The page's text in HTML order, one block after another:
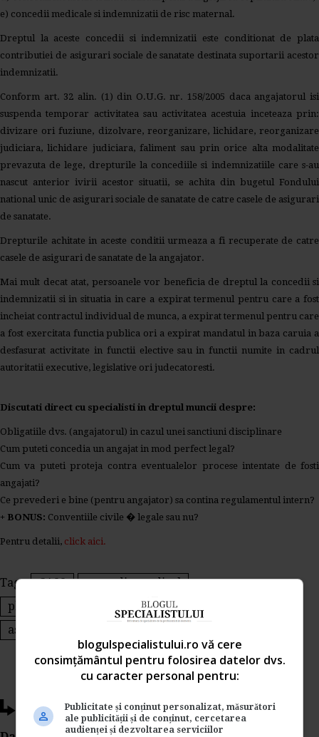
e) concedii medicale si indemnizatii de risc maternal.
Dreptul la aceste concedii si indemnizatii este conditionat de plata
contributiei de asigurari sociale de sanatate destinata suportarii acestor
indemnizatii.
Conform art. 32 alin. (1) din O.U.G. nr. 158/2005 daca angajatorul isi
suspenda temporar activitatea sau activitatea acestuia inceteaza prin:
divizare ori fuziune, dizolvare, reorganizare, lichidare, reorganizare
judiciara, lichidare judiciara, faliment sau prin orice alta modalitate
prevazuta de lege, drepturile la concediile si indemnizatiile care s-au
nascut anterior ivirii acestor situatii, se achita din bugetul Fondului
national unic de asigurari sociale de sanatate de catre casele de asigurari
de sanatate.
Drepturile achitate in aceste conditii urmeaza a fi recuperate de catre
casele de asigurari de sanatate de la angajator.
Mai mult decat atat, persoanele vor beneficia de dreptul la concedii si
indemnizatii si in situatia in care a expirat termenul pentru care a fost
incheiat contractul individual de munca, a expirat termenul pentru care
a fost exercitata functia publica ori a expirat mandatul in baza caruia a
desfasurat activitate in functii elective sau in functii numite in cadrul
autoritatii executive, legislative ori judecatoresti.
Discutati direct cu specialisti in dreptul muncii despre:
Obligatiile dvs. (angajatorul) in cazul unei sanctiuni disciplinare
Cum puteti concedia un angajat in mod perfect legal?
Cum va puteti proteja contra eventualelor procese intentate de fosti
angajati?
Ce prevederi e bine (pentru angajator) sa contina regulamentul intern?
+ BONUS: Conventiile civile � legale sau nu?
Pentru detalii, click aici.
Tags: CASS
concediu medical
plata concediu medical
indemnizatie
asigurari sociale
Ti-a placut acest articol?
blogulspecialistului.ro vă cere
consimțământul pentru folosirea datelor dvs.
cu caracter personal pentru:
Publicitate și conținut personalizat, măsurători
ale publicității și de conținut, cercetarea
audienței și dezvoltarea serviciilor